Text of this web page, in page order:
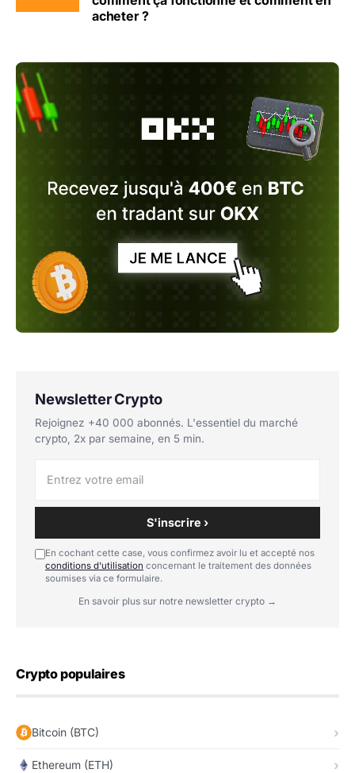
acheter ?
Newsletter Crypto
Rejoignez +40 000 abonnés. L'essentiel du marché
crypto, 2x par semaine, en 5 min.
S'inscrire ›
En cochant cette case, vous confirmez avoir lu et accepté nos
conditions d'utilisation concernant le traitement des données
soumises via ce formulaire.
En savoir plus sur notre newsletter crypto →
Crypto populaires
Bitcoin (BTC)
Ethereum (ETH)